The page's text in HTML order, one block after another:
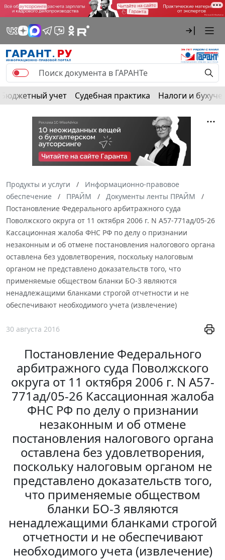
Бюджетный учет Судебная практика Налоги и
Продукты и услуги
Информационно-правовое
обеспечение
ПРАЙМ
Документы ленты ПРАЙМ
Постановление Федерального арбитражного суда
Поволжского округа от 11 октября 2006 г. N А57-771ад/05-26
Кассационная жалоба ФНС РФ по делу о признании
незаконным и об отмене постановления налогового органа
оставлена без удовлетворения, поскольку налоговым
органом не представлено доказательств того, что
применяемые обществом бланки БО-3 являются
ненадлежащими бланками строгой отчетности и не
обеспечивают необходимого учета (извлечение)
30 августа 2016
Постановление Федерального
арбитражного суда Поволжского
округа от 11 октября 2006 г. N А57-
771ад/05-26 Кассационная жалоба
ФНС РФ по делу о признании
незаконным и об отмене
постановления налогового органа
оставлена без удовлетворения,
поскольку налоговым органом не
представлено доказательств того,
что применяемые обществом
бланки БО-3 являются
ненадлежащими бланками строгой
отчетности и не обеспечивают
необходимого учета (извлечение)